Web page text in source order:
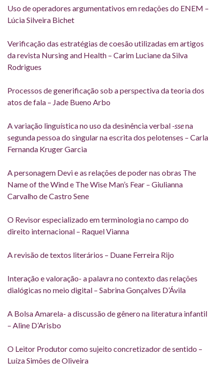
Uso de operadores argumentativos em redações do ENEM –
Lúcia Silveira Bichet
Verificação das estratégias de coesão utilizadas em artigos
da revista Nursing and Health – Carim Luciane da Silva
Rodrigues
Processos de generificação sob a perspectiva da teoria dos
atos de fala – Jade Bueno Arbo
A variação linguística no uso da desinência verbal-ssena
segunda pessoa do singular na escrita dos pelotenses – Carla
Fernanda Kruger Garcia
A personagem Devi e as relações de poder nas obras The
Name of the Wind e The Wise Man’s Fear – Giulianna
Carvalho de Castro Sene
O Revisor especializado em terminologia no campo do
direito internacional – Raquel Vianna
A revisão de textos literários – Duane Ferreira Rijo
Interação e valoração- a palavra no contexto das relações
dialógicas no meio digital – Sabrina Gonçalves D’Ávila
A Bolsa Amarela- a discussão de gênero na literatura infantil
– Aline D’Arisbo
O Leitor Produtor como sujeito concretizador de sentido –
Luíza Simões de Oliveira